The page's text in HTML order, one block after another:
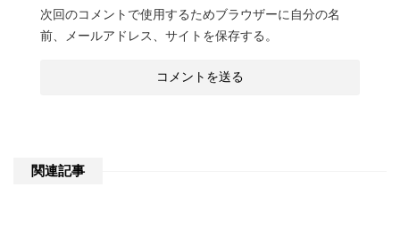
次回のコメントで使用するためブラウザーに自分の名
前、メールアドレス、サイトを保存する。
関連記事